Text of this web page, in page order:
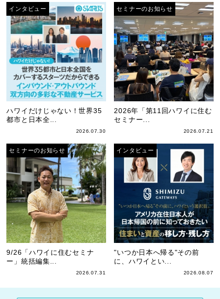
インタビュー
ハワイだけじゃない！世界35
都市と日本全...
2026.07.30
セミナーのお知らせ
2026年「第11回ハワイに住む
セミナー...
2026.07.21
セミナーのお知らせ
9/26「ハワイに住むセミナ
ー」統括編集...
2026.07.31
インタビュー
"いつか日本へ帰る"その前
に、ハワイとい...
2026.08.07